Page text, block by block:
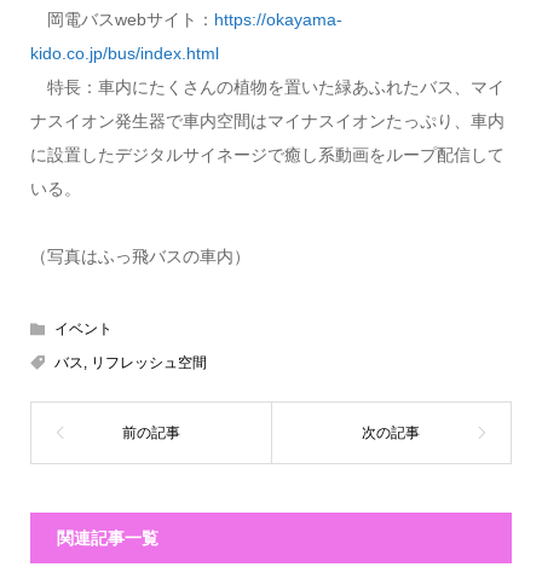
岡電バスwebサイト： https://okayama-
kido.co.jp/bus/index.html
特長：車内にたくさんの植物を置いた緑あふれたバス、マイ
ナスイオン発生器で車内空間はマイナスイオンたっぷり、車内
に設置したデジタルサイネージで癒し系動画をループ配信して
いる。
（写真はふっ飛バスの車内）
イベント
バス, リフレッシュ空間
関連記事一覧